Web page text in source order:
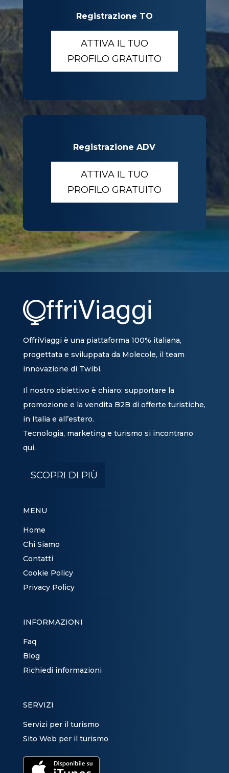
Registrazione TO
ATTIVA IL TUO
PROFILO GRATUITO
Registrazione ADV
ATTIVA IL TUO
PROFILO GRATUITO
OffriViaggi è una piattaforma 100% italiana,
progettata e sviluppata da Molecole, il team
innovazione di Twibi.
Il nostro obiettivo è chiaro: supportare la
promozione e la vendita B2B di offerte turistiche,
in Italia e all’estero.
Tecnologia, marketing e turismo si incontrano
qui.
SCOPRI DI PIÙ
MENU
Home
Chi Siamo
Contatti
Cookie Policy
Privacy Policy
INFORMAZIONI
Faq
Blog
Richiedi informazioni
SERVIZI
Servizi per il turismo
Sito Web per il turismo